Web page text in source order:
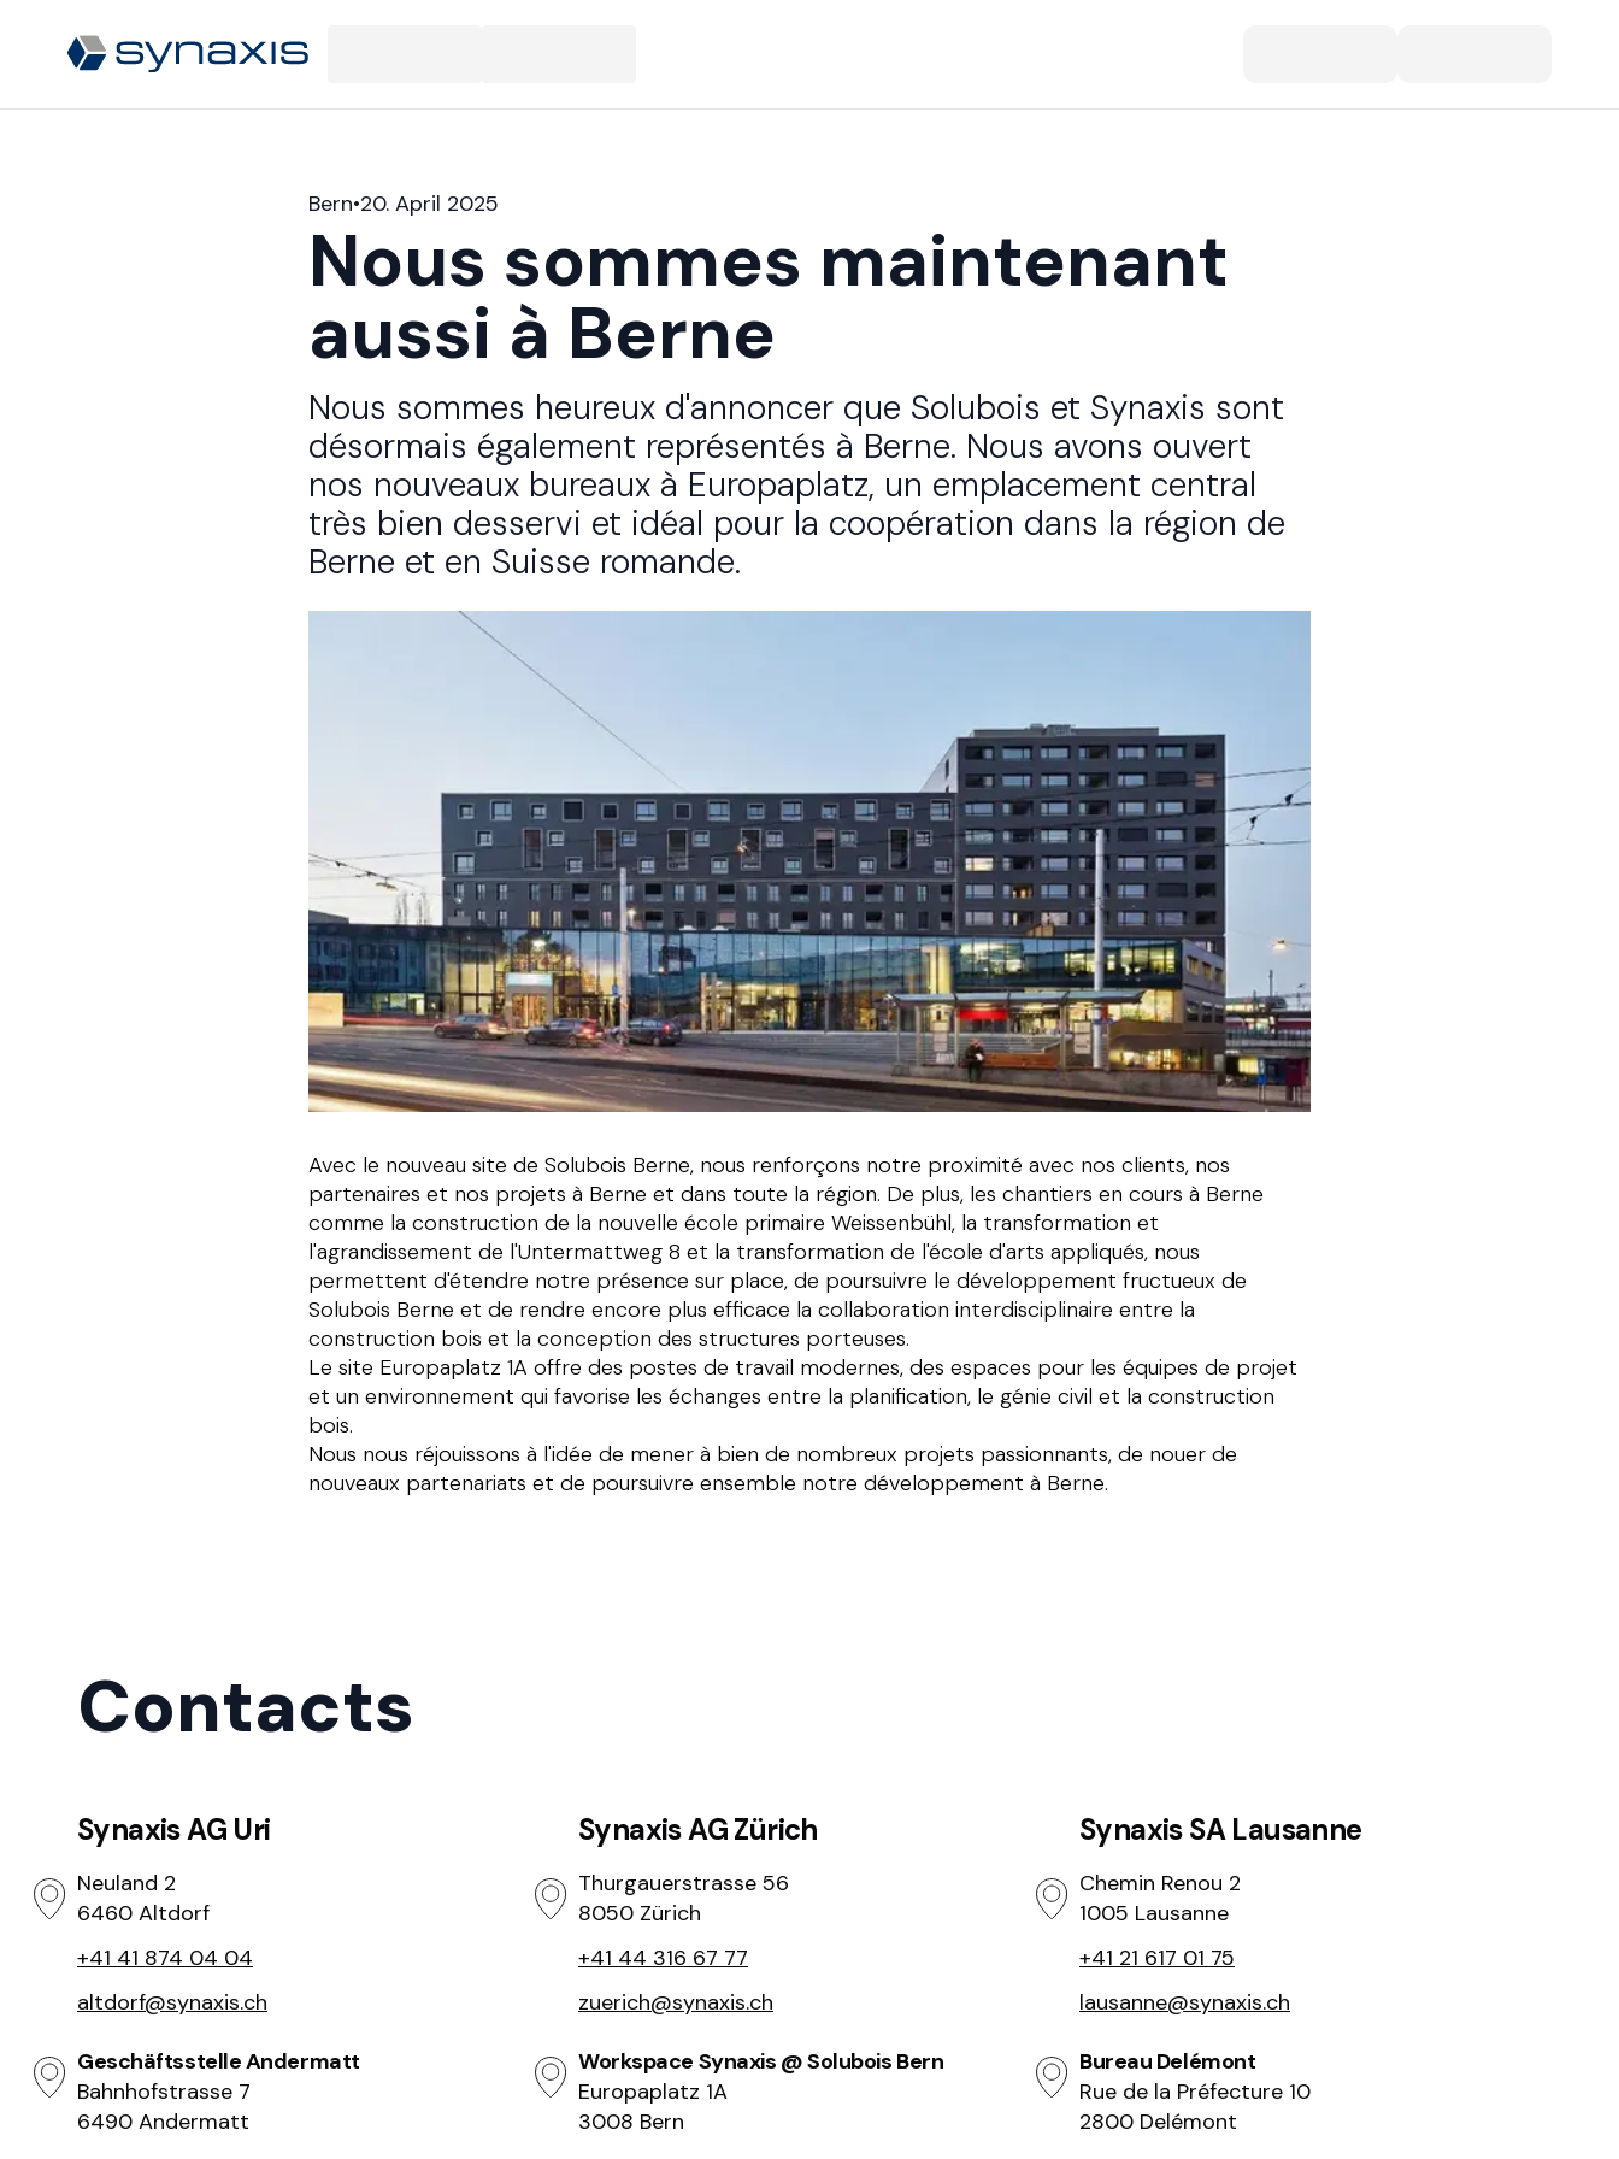
Bern​​​​‌ ‍ ​‍​‍‌‍ ‌ ​‍‌‍‍‌‌‍‌ ‌‍‍‌‌‍ ‍​‍​‍​ ‍‍​‍​‍‌ ​ ‌‍​‌‌‍ ‍‌‍‍‌‌ ‌​‌ ‍‌​‍ ‍‌‍‍‌‌‍ ​‍​‍​‍ ​​‍​‍‌‍‍​‌ ​‍‌‍‌‌‌‍‌‍​‍​‍​ ‍‍​‍​‍‌‍‍​‌ ‌​‌ ‌​‌ ​​​ ‍‍​‍ ​‍ ‌‍ ​‌‍ ‌‍​ ‌‍​‌‌‍ ​‌‍‍​‌‍ ‌ ​ ‌ ‌​​ ‍‍​ ​ ​ ​ ​ ​ ​ ​ ​‍ ‌‍‍‌‌‍ ‍‌ ‌​‌‍‌‌‌‍ ‍‌ ‌​​‍ ‌‍‌‌‌‍‌​‌‍‍‌‌ ‌​​‍ ‌‍ ‌‌‍ ‌‍‌​‌‍‌‌​ ‌‌ ​​‌ ​‍‌‍‌‌‌ ​ ‌‍‌‌‌‍ ‍‌ ‌​‌‍​‌‌ ‌​‌‍‍‌‌‍ ‌‍ ‍​ ‍ ‌‍‍‌‌‍‌​​ ‌​ ‍​​ ​ ‌‍‌‌​ ‌‍​ ‍​​ ‌‍‌‍‌‌‌‍​ ​‍ ‌‌‍​‌​ ‍​​ ‌‍‌‍​‍​‍ ‌​ ‌​‌‍​ ‌‍​‍‌‍​ ​‍ ‌​ ‍‌‌‍​‍​ ​‍‌‍‌‍​‍ ‌​ ‍​​ ‍‌‌‍​‍​ ‌ ​ ​ ​ ​‍​ ‍​​ ‌‌‌‍​‌​ ​‌‌‍​‌‌‍‌‍​ ‍ ‌ ‌​‌ ‍‌‌ ​​‌‍‌‌​ ‌‌‍​ ‌‍ ‌‍ ‌‌ ​​‌‍​‌‌‍ ‍‌ ‍‌​ ‍ ‌ ​​‌‍​‌‌ ‌​‌‍‍​​ ‌‌‍ ​‌‍ ‌‍​ ‌‍​‌‌ ‌​‌‍‍‌‌‍ ‌‍ ‍‌ ​ ​‍‌‌​ ‌‌‌​​‍‌‌ ‌‍‍ ‌‍‌‌‌ ‍‌​‍‌‌​ ​ ‌​‌​​‍‌‌​ ​ ‌​‌​​‍‌‌​ ​‍​ ​‍‌‍‌‍‌‍‌‍​ ‌‌‌‍‌​‌‍​ ​ ‍‌​ ​‍‌‍‌‌​ ‌ ​ ​​​ ‌‍​ ‌ ​‍‌‌​ ​‍​ ​‍​‍‌‌​ ‌‌‌​‌​​‍ ‍‌‍ ‍‌‍​‌‌‍ ‌‌‍‌‌​ ‌‍​‍‌‍​‌‌ ​ ‌‍‌‌‌‌‌‌‌ ​‍‌‍ ​​ ‌‌‍‍​‌ ‌​‌ ‌​‌ ​​​‍‌‌​ ​ ‌​​‌​‍‌‌​ ​‍‌​‌‍​‍‌‌​ ​‍‌​‌‍‌‍ ​‌‍ ‌‍​ ‌‍​‌‌‍ ​‌‍‍​‌‍ ‌ ​ ‌ ‌​​‍‌‌​ ​ ‌​​‌​ ​ ​ ​ ​ ​ ​ ​ ​‍‌‍‌‍‍‌‌‍‌​​ ‌​ ‍​​ ​ ‌‍‌‌​ ‌‍​ ‍​​ ‌‍‌‍‌‌‌‍​ ​‍ ‌‌‍​‌​ ‍​​ ‌‍‌‍​‍​‍ ‌​ ‌​‌‍​ ‌‍​‍‌‍​ ​‍ ‌​ ‍‌‌‍​‍​ ​‍‌‍‌‍​‍ ‌​ ‍​​ ‍‌‌‍​‍​ ‌ ​ ​ ​ ​‍​ ‍​​ ‌‌‌‍​‌​ ​‌‌‍​‌‌‍‌‍​‍‌‍‌ ‌​‌ ‍‌‌ ​​‌‍‌‌​ ‌‌‍​ ‌‍ ‌‍ ‌‌ ​​‌‍​‌‌‍ ‍‌ ‍‌​‍‌‍‌ ​​‌‍​‌‌ ‌​‌‍‍​​ ‌‌‍ ​‌‍ ‌‍​ ‌‍​‌‌ ‌​‌‍‍‌‌‍ ‌‍ ‍‌ ​ ​‍‌‌​ ‌‌‌​​‍‌‌ ‌‍‍ ‌‍‌‌‌ ‍‌​‍‌‌​ ​ ‌​‌​​‍‌‌​ ​ ‌​‌​​‍‌‌​ ​‍​ ​‍‌‍‌‍‌‍‌‍​ ‌‌‌‍‌​‌‍​ ​ ‍‌​ ​‍‌‍‌‌​ ‌ ​ ​​​ ‌‍​ ‌ ​‍‌‌​ ​‍​ ​‍​‍‌‌​ ‌‌‌​‌​​‍ ‍‌‍ ‍‌‍​‌‌‍ ‌‌‍‌‌​‍‌‍‌ ​​‌‍‌‌‌ ​‍‌ ​ ‌ ​​‌‍‌‌‌‍​ ‌ ‌​‌‍‍‌‌ ‌‍‌‍‌‌​ ‌‌ ​​‌ ‌‌‌‍​‍‌‍ ​‌‍‍‌‌ ​ ‌‍‍​‌‍‌‌‌‍‌​​‍​‍‌ ‌•20. April 2025
Nous sommes maintenant
aussi à Berne​​​​‌ ‍ ​‍​‍‌‍ ‌ ​‍‌‍‍‌‌‍‌ ‌‍‍‌‌‍ ‍​‍​‍​ ‍‍​‍​‍‌ ​ ‌‍​‌‌‍ ‍‌‍‍‌‌ ‌​‌ ‍‌​‍ ‍‌‍‍‌‌‍ ​‍​‍​‍ ​​‍​‍‌‍‍​‌ ​‍‌‍‌‌‌‍‌‍​‍​‍​ ‍‍​‍​‍‌‍‍​‌ ‌​‌ ‌​‌ ​​​ ‍‍​‍ ​‍ ‌‍ ​‌‍ ‌‍​ ‌‍​‌‌‍ ​‌‍‍​‌‍ ‌ ​ ‌ ‌​​ ‍‍​ ​ ​ ​ ​ ​ ​ ​ ​‍ ‌‍‍‌‌‍ ‍‌ ‌​‌‍‌‌‌‍ ‍‌ ‌​​‍ ‌‍‌‌‌‍‌​‌‍‍‌‌ ‌​​‍ ‌‍ ‌‌‍ ‌‍‌​‌‍‌‌​ ‌‌ ​​‌ ​‍‌‍‌‌‌ ​ ‌‍‌‌‌‍ ‍‌ ‌​‌‍​‌‌ ‌​‌‍‍‌‌‍ ‌‍ ‍​ ‍ ‌‍‍‌‌‍‌​​ ‌​ ‌‍‌‍​‍​ ‌​‌‍‌‍​ ​‌​ ​​​ ‌‌​ ​​​‍ ‌‌‍​ ​ ‌​​ ‌‍‌‍​‍​‍ ‌​ ‌​‌‍‌​​ ‍‌​ ​‌​‍ ‌‌‍​‍​ ​ ‌‍​‍​ ‍​​‍ ‌​ ‌‌​ ‌‍​ ​‌​ ​‍​ ‌​​ ​ ​ ‌​​ ‌‍‌‍​ ​ ​‌​ ​​​ ​ ​ ‍ ‌ ‌​‌ ‍‌‌ ​​‌‍‌‌​ ‌‌‍ ‍‌‍‌‌‌ ‌ ‌ ​ ​ ‍ ‌ ​​‌‍​‌‌ ‌​‌‍‍​​ ‌‌ ‌​‌‍‍‌‌ ‌​‌‍ ​‌‍‌‌​‍‌‌​ ‌‌‌​​‍‌‌ ‌‍‍ ‌‍‌‌‌ ‍‌​‍‌‌​ ​ ‌​‌​​‍‌‌​ ​ ‌​‌​​‍‌‌​ ​‍​ ​‍‌‍‌‍‌ ​‍​‍‌‌​ ​‍​ ​‍​‍‌‌​ ‌‌‌​‌​​‍ ‍‌ ‌‍‌‍​‌‌‍ ​‌ ‌‌‌‍‌‌​ ‌‍​‍‌‍​‌‌ ​ ‌‍‌‌‌‌‌‌‌ ​‍‌‍ ​​ ‌‌‍‍​‌ ‌​‌ ‌​‌ ​​​‍‌‌​ ​ ‌​​‌​‍‌‌​ ​‍‌​‌‍​‍‌‌​ ​‍‌​‌‍‌‍ ​‌‍ ‌‍​ ‌‍​‌‌‍ ​‌‍‍​‌‍ ‌ ​ ‌ ‌​​‍‌‌​ ​ ‌​​‌​ ​ ​ ​ ​ ​ ​ ​ ​‍‌‍‌‍‍‌‌‍‌​​ ‌​ ‌‍‌‍​‍​ ‌​‌‍‌‍​ ​‌​ ​​​ ‌‌​ ​​​‍ ‌‌‍​ ​ ‌​​ ‌‍‌‍​‍​‍ ‌​ ‌​‌‍‌​​ ‍‌​ ​‌​‍ ‌‌‍​‍​ ​ ‌‍​‍​ ‍​​‍ ‌​ ‌‌​ ‌‍​ ​‌​ ​‍​ ‌​​ ​ ​ ‌​​ ‌‍‌‍​ ​ ​‌​ ​​​ ​ ​‍‌‍‌ ‌​‌ ‍‌‌ ​​‌‍‌‌​ ‌‌‍ ‍‌‍‌‌‌ ‌ ‌ ​ ​‍‌‍‌ ​​‌‍​‌‌ ‌​‌‍‍​​ ‌‌ ‌​‌‍‍‌‌ ‌​‌‍ ​‌‍‌‌​‍‌‌​ ‌‌‌​​‍‌‌ ‌‍‍ ‌‍‌‌‌ ‍‌​‍‌‌​ ​ ‌​‌​​‍‌‌​ ​ ‌​‌​​‍‌‌​ ​‍​ ​‍‌‍‌‍‌ ​‍​‍‌‌​ ​‍​ ​‍​‍‌‌​ ‌‌‌​‌​​‍ ‍‌ ‌‍‌‍​‌‌‍ ​‌ ‌‌‌‍‌‌​‍‌‍‌ ​​‌‍‌‌‌ ​‍‌ ​ ‌ ​​‌‍‌‌‌‍​ ‌ ‌​‌‍‍‌‌ ‌‍‌‍‌‌​ ‌‌ ​​‌ ‌‌‌‍​‍‌‍ ​‌‍‍‌‌ ​ ‌‍‍​‌‍‌‌‌‍‌​​‍​‍‌ ‌
Nous sommes heureux d'annoncer que Solubois et Synaxis sont
désormais également représentés à Berne. Nous avons ouvert
nos nouveaux bureaux à Europaplatz, un emplacement central
très bien desservi et idéal pour la coopération dans la région de
Berne et en Suisse romande.​​​​‌ ‍ ​‍​‍‌‍ ‌ ​‍‌‍‍‌‌‍‌ ‌‍‍‌‌‍ ‍​‍​‍​ ‍‍​‍​‍‌ ​ ‌‍​‌‌‍ ‍‌‍‍‌‌ ‌​‌ ‍‌​‍ ‍‌‍‍‌‌‍ ​‍​‍​‍ ​​‍​‍‌‍‍​‌ ​‍‌‍‌‌‌‍‌‍​‍​‍​ ‍‍​‍​‍‌‍‍​‌ ‌​‌ ‌​‌ ​​​ ‍‍​‍ ​‍ ‌‍ ​‌‍ ‌‍​ ‌‍​‌‌‍ ​‌‍‍​‌‍ ‌ ​ ‌ ‌​​ ‍‍​ ​ ​ ​ ​ ​ ​ ​ ​‍ ‌‍‍‌‌‍ ‍‌ ‌​‌‍‌‌‌‍ ‍‌ ‌​​‍ ‌‍‌‌‌‍‌​‌‍‍‌‌ ‌​​‍ ‌‍ ‌‌‍ ‌‍‌​‌‍‌‌​ ‌‌ ​​‌ ​‍‌‍‌‌‌ ​ ‌‍‌‌‌‍ ‍‌ ‌​‌‍​‌‌ ‌​‌‍‍‌‌‍ ‌‍ ‍​ ‍ ‌‍‍‌‌‍‌​​ ‌​ ‌‍‌‍​‍​ ‌​‌‍‌‍​ ​‌​ ​​​ ‌‌​ ​​​‍ ‌‌‍​ ​ ‌​​ ‌‍‌‍​‍​‍ ‌​ ‌​‌‍‌​​ ‍‌​ ​‌​‍ ‌‌‍​‍​ ​ ‌‍​‍​ ‍​​‍ ‌​ ‌‌​ ‌‍​ ​‌​ ​‍​ ‌​​ ​ ​ ‌​​ ‌‍‌‍​ ​ ​‌​ ​​​ ​ ​ ‍ ‌ ‌​‌ ‍‌‌ ​​‌‍‌‌​ ‌‌‍ ‍‌‍‌‌‌ ‌ ‌ ​ ​ ‍ ‌ ​​‌‍​‌‌ ‌​‌‍‍​​ ‌‌‍‌​‌‍‌‌‌ ​ ‌‍​ ‌ ​‍‌‍‍‌‌ ​​‌ ‌​‌‍‍‌‌‍ ‌‍ ‍​‍‌‌​ ‌‌‌​​‍‌‌ ‌‍‍ ‌‍‌‌‌ ‍‌​‍‌‌​ ​ ‌​‌​​‍‌‌​ ​ ‌​‌​​‍‌‌​ ​‍​ ​‍‌‍‌‍‌ ​‍​‍‌‌​ ​‍​ ​‍​‍‌‌​ ‌‌‌​‌​​‍ ‍‌ ‌‍‌‍​‌‌‍ ​‌ ‌‌‌‍‌‌​ ‌‍​‍‌‍​‌‌ ​ ‌‍‌‌‌‌‌‌‌ ​‍‌‍ ​​ ‌‌‍‍​‌ ‌​‌ ‌​‌ ​​​‍‌‌​ ​ ‌​​‌​‍‌‌​ ​‍‌​‌‍​‍‌‌​ ​‍‌​‌‍‌‍ ​‌‍ ‌‍​ ‌‍​‌‌‍ ​‌‍‍​‌‍ ‌ ​ ‌ ‌​​‍‌‌​ ​ ‌​​‌​ ​ ​ ​ ​ ​ ​ ​ ​‍‌‍‌‍‍‌‌‍‌​​ ‌​ ‌‍‌‍​‍​ ‌​‌‍‌‍​ ​‌​ ​​​ ‌‌​ ​​​‍ ‌‌‍​ ​ ‌​​ ‌‍‌‍​‍​‍ ‌​ ‌​‌‍‌​​ ‍‌​ ​‌​‍ ‌‌‍​‍​ ​ ‌‍​‍​ ‍​​‍ ‌​ ‌‌​ ‌‍​ ​‌​ ​‍​ ‌​​ ​ ​ ‌​​ ‌‍‌‍​ ​ ​‌​ ​​​ ​ ​‍‌‍‌ ‌​‌ ‍‌‌ ​​‌‍‌‌​ ‌‌‍ ‍‌‍‌‌‌ ‌ ‌ ​ ​‍‌‍‌ ​​‌‍​‌‌ ‌​‌‍‍​​ ‌‌‍‌​‌‍‌‌‌ ​ ‌‍​ ‌ ​‍‌‍‍‌‌ ​​‌ ‌​‌‍‍‌‌‍ ‌‍ ‍​‍‌‌​ ‌‌‌​​‍‌‌ ‌‍‍ ‌‍‌‌‌ ‍‌​‍‌‌​ ​ ‌​‌​​‍‌‌​ ​ ‌​‌​​‍‌‌​ ​‍​ ​‍‌‍‌‍‌ ​‍​‍‌‌​ ​‍​ ​‍​‍‌‌​ ‌‌‌​‌​​‍ ‍‌ ‌‍‌‍​‌‌‍ ​‌ ‌‌‌‍‌‌​‍‌‍‌ ​​‌‍‌‌‌ ​‍‌ ​ ‌ ​​‌‍‌‌‌‍​ ‌ ‌​‌‍‍‌‌ ‌‍‌‍‌‌​ ‌‌ ​​‌ ‌‌‌‍​‍‌‍ ​‌‍‍‌‌ ​ ‌‍‍​‌‍‌‌‌‍‌​​‍​‍‌ ‌
Avec le nouveau site de Solubois Berne, nous renforçons notre proximité avec nos clients, nos
partenaires et nos projets à Berne et dans toute la région. De plus, les chantiers en cours à Berne
comme la construction de la nouvelle école primaire Weissenbühl, la transformation et
l'agrandissement de l'Untermattweg 8 et la transformation de l'école d'arts appliqués, nous
permettent d'étendre notre présence sur place, de poursuivre le développement fructueux de
Solubois Berne et de rendre encore plus efficace la collaboration interdisciplinaire entre la
construction bois et la conception des structures porteuses.​​​​‌ ‍ ​‍​‍‌‍ ‌ ​‍‌‍‍‌‌‍‌ ‌‍‍‌‌‍ ‍​‍​‍​ ‍‍​‍​‍‌ ​ ‌‍​‌‌‍ ‍‌‍‍‌‌ ‌​‌ ‍‌​‍ ‍‌‍‍‌‌‍ ​‍​‍​‍ ​​‍​‍‌‍‍​‌ ​‍‌‍‌‌‌‍‌‍​‍​‍​ ‍‍​‍​‍‌‍‍​‌ ‌​‌ ‌​‌ ​​​ ‍‍​‍ ​‍ ‌‍ ​‌‍ ‌‍​ ‌‍​‌‌‍ ​‌‍‍​‌‍ ‌ ​ ‌ ‌​​ ‍‍​ ​ ​ ​ ​ ​ ​ ​ ​‍ ‌‍‍‌‌‍ ‍‌ ‌​‌‍‌‌‌‍ ‍‌ ‌​​‍ ‌‍‌‌‌‍‌​‌‍‍‌‌ ‌​​‍ ‌‍ ‌‌‍ ‌‍‌​‌‍‌‌​ ‌‌ ​​‌ ​‍‌‍‌‌‌ ​ ‌‍‌‌‌‍ ‍‌ ‌​‌‍​‌‌ ‌​‌‍‍‌‌‍ ‌‍ ‍​ ‍ ‌‍‍‌‌‍‌​​ ‌​ ‌‍‌‍​‍​ ‌​‌‍‌‍​ ​‌​ ​​​ ‌‌​ ​​​‍ ‌‌‍​ ​ ‌​​ ‌‍‌‍​‍​‍ ‌​ ‌​‌‍‌​​ ‍‌​ ​‌​‍ ‌‌‍​‍​ ​ ‌‍​‍​ ‍​​‍ ‌​ ‌‌​ ‌‍​ ​‌​ ​‍​ ‌​​ ​ ​ ‌​​ ‌‍‌‍​ ​ ​‌​ ​​​ ​ ​ ‍ ‌ ‌​‌ ‍‌‌ ​​‌‍‌‌​ ‌‌‍ ‍‌‍‌‌‌ ‌ ‌ ​ ​ ‍ ‌ ​​‌‍​‌‌ ‌​‌‍‍​​ ‌‌ ​‍‌‍‍‌‌‍​ ‌‍‍​‌‌‌​‌‍‌‌‌ ‍​‌ ‌​​‍‌‌​ ‌‌‌​​‍‌‌ ‌‍‍ ‌‍‌‌‌ ‍‌​‍‌‌​ ​ ‌​‌​​‍‌‌​ ​ ‌​‌​​‍‌‌​ ​‍​ ​‍‌‍‌‍‌ ​‍​‍‌‌​ ​‍​ ​‍​‍‌‌​ ‌‌‌​‌​​‍ ‍‌ ‌‍‌‍​‌‌‍ ​‌ ‌‌‌‍‌‌​‍‌‌​ ‌‌‌​​‍‌‌ ‌‍‍ ‌‍‌‌‌ ‍‌​‍‌‌​ ​ ‌​‌​​‍‌‌​ ​ ‌​‌​​‍‌‌​ ​‍​ ​‍‌‍​ ‌‍​‍‌‍‌​‌‍​ ‌‍​ ​ ‌‍​ ‍‌​ ​‌​ ​‍​ ‍‌​ ‌ ​ ‌ ​‍‌‌​ ​‍​ ​‍​‍‌‌​ ‌‌‌​‌​​‍ ‍‌‍​ ‌‍‍​‌‍‍‌‌‍ ​‌‍‌​‌ ​‍‌‍‌‌‌‍ ‍​‍‌‌​ ‌‌‌​​‍‌‌ ‌‍‍ ‌‍‌‌‌ ‍‌​‍‌‌​ ​ ‌​‌​​‍‌‌​ ​ ‌​‌​​‍‌‌​ ​‍​ ​‍‌‍​‌‌‍​ ​ ​‍‌‍‌‌​ ‍​‌‍‌‌​ ‌‍‌‍‌‍​ ‍‌​ ‌​​ ‍‌​ ‌​​‍‌‌​ ​‍​ ​‍​‍‌‌​ ‌‌‌​‌​​‍ ‍‌ ‌​‌‍‌‌‌ ‍​‌ ‌​​ ‌‍​‍‌‍​‌‌ ​ ‌‍‌‌‌‌‌‌‌ ​‍‌‍ ​​ ‌‌‍‍​‌ ‌​‌ ‌​‌ ​​​‍‌‌​ ​ ‌​​‌​‍‌‌​ ​‍‌​‌‍​‍‌‌​ ​‍‌​‌‍‌‍ ​‌‍ ‌‍​ ‌‍​‌‌‍ ​‌‍‍​‌‍ ‌ ​ ‌ ‌​​‍‌‌​ ​ ‌​​‌​ ​ ​ ​ ​ ​ ​ ​ ​‍‌‍‌‍‍‌‌‍‌​​ ‌​ ‌‍‌‍​‍​ ‌​‌‍‌‍​ ​‌​ ​​​ ‌‌​ ​​​‍ ‌‌‍​ ​ ‌​​ ‌‍‌‍​‍​‍ ‌​ ‌​‌‍‌​​ ‍‌​ ​‌​‍ ‌‌‍​‍​ ​ ‌‍​‍​ ‍​​‍ ‌​ ‌‌​ ‌‍​ ​‌​ ​‍​ ‌​​ ​ ​ ‌​​ ‌‍‌‍​ ​ ​‌​ ​​​ ​ ​‍‌‍‌ ‌​‌ ‍‌‌ ​​‌‍‌‌​ ‌‌‍ ‍‌‍‌‌‌ ‌ ‌ ​ ​‍‌‍‌ ​​‌‍​‌‌ ‌​‌‍‍​​ ‌‌ ​‍‌‍‍‌‌‍​ ‌‍‍​‌‌‌​‌‍‌‌‌ ‍​‌ ‌​​‍‌‌​ ‌‌‌​​‍‌‌ ‌‍‍ ‌‍‌‌‌ ‍‌​‍‌‌​ ​ ‌​‌​​‍‌‌​ ​ ‌​‌​​‍‌‌​ ​‍​ ​‍‌‍‌‍‌ ​‍​‍‌‌​ ​‍​ ​‍​‍‌‌​ ‌‌‌​‌​​‍ ‍‌ ‌‍‌‍​‌‌‍ ​‌ ‌‌‌‍‌‌​‍‌‌​ ‌‌‌​​‍‌‌ ‌‍‍ ‌‍‌‌‌ ‍‌​‍‌‌​ ​ ‌​‌​​‍‌‌​ ​ ‌​‌​​‍‌‌​ ​‍​ ​‍‌‍​ ‌‍​‍‌‍‌​‌‍​ ‌‍​ ​ ‌‍​ ‍‌​ ​‌​ ​‍​ ‍‌​ ‌ ​ ‌ ​‍‌‌​ ​‍​ ​‍​‍‌‌​ ‌‌‌​‌​​‍ ‍‌‍​ ‌‍‍​‌‍‍‌‌‍ ​‌‍‌​‌ ​‍‌‍‌‌‌‍ ‍​‍‌‌​ ‌‌‌​​‍‌‌ ‌‍‍ ‌‍‌‌‌ ‍‌​‍‌‌​ ​ ‌​‌​​‍‌‌​ ​ ‌​‌​​‍‌‌​ ​‍​ ​‍‌‍​‌‌‍​ ​ ​‍‌‍‌‌​ ‍​‌‍‌‌​ ‌‍‌‍‌‍​ ‍‌​ ‌​​ ‍‌​ ‌​​‍‌‌​ ​‍​ ​‍​‍‌‌​ ‌‌‌​‌​​‍ ‍‌ ‌​‌‍‌‌‌ ‍​‌ ‌​​‍‌‍‌ ​​‌‍‌‌‌ ​‍‌ ​ ‌ ​​‌‍‌‌‌‍​ ‌ ‌​‌‍‍‌‌ ‌‍‌‍‌‌​ ‌‌ ​​‌ ‌‌‌‍​‍‌‍ ​‌‍‍‌‌ ​ ‌‍‍​‌‍‌‌‌‍‌​​‍​‍‌ ‌
Le site Europaplatz 1A offre des postes de travail modernes, des espaces pour les équipes de projet
et un environnement qui favorise les échanges entre la planification, le génie civil et la construction
bois.​​​​‌ ‍ ​‍​‍‌‍ ‌ ​‍‌‍‍‌‌‍‌ ‌‍‍‌‌‍ ‍​‍​‍​ ‍‍​‍​‍‌ ​ ‌‍​‌‌‍ ‍‌‍‍‌‌ ‌​‌ ‍‌​‍ ‍‌‍‍‌‌‍ ​‍​‍​‍ ​​‍​‍‌‍‍​‌ ​‍‌‍‌‌‌‍‌‍​‍​‍​ ‍‍​‍​‍‌‍‍​‌ ‌​‌ ‌​‌ ​​​ ‍‍​‍ ​‍ ‌‍ ​‌‍ ‌‍​ ‌‍​‌‌‍ ​‌‍‍​‌‍ ‌ ​ ‌ ‌​​ ‍‍​ ​ ​ ​ ​ ​ ​ ​ ​‍ ‌‍‍‌‌‍ ‍‌ ‌​‌‍‌‌‌‍ ‍‌ ‌​​‍ ‌‍‌‌‌‍‌​‌‍‍‌‌ ‌​​‍ ‌‍ ‌‌‍ ‌‍‌​‌‍‌‌​ ‌‌ ​​‌ ​‍‌‍‌‌‌ ​ ‌‍‌‌‌‍ ‍‌ ‌​‌‍​‌‌ ‌​‌‍‍‌‌‍ ‌‍ ‍​ ‍ ‌‍‍‌‌‍‌​​ ‌​ ‌‍‌‍​‍​ ‌​‌‍‌‍​ ​‌​ ​​​ ‌‌​ ​​​‍ ‌‌‍​ ​ ‌​​ ‌‍‌‍​‍​‍ ‌​ ‌​‌‍‌​​ ‍‌​ ​‌​‍ ‌‌‍​‍​ ​ ‌‍​‍​ ‍​​‍ ‌​ ‌‌​ ‌‍​ ​‌​ ​‍​ ‌​​ ​ ​ ‌​​ ‌‍‌‍​ ​ ​‌​ ​​​ ​ ​ ‍ ‌ ‌​‌ ‍‌‌ ​​‌‍‌‌​ ‌‌‍ ‍‌‍‌‌‌ ‌ ‌ ​ ​ ‍ ‌ ​​‌‍​‌‌ ‌​‌‍‍​​ ‌‌ ​‍‌‍‍‌‌‍​ ‌‍‍​‌‌‌​‌‍‌‌‌ ‍​‌ ‌​​‍‌‌​ ‌‌‌​​‍‌‌ ‌‍‍ ‌‍‌‌‌ ‍‌​‍‌‌​ ​ ‌​‌​​‍‌‌​ ​ ‌​‌​​‍‌‌​ ​‍​ ​‍‌‍‌‍‌ ​‍​‍‌‌​ ​‍​ ​‍​‍‌‌​ ‌‌‌​‌​​‍ ‍‌ ‌‍‌‍​‌‌‍ ​‌ ‌‌‌‍‌‌​‍‌‌​ ‌‌‌​​‍‌‌ ‌‍‍ ‌‍‌‌‌ ‍‌​‍‌‌​ ​ ‌​‌​​‍‌‌​ ​ ‌​‌​​‍‌‌​ ​‍​ ​‍‌‍​ ​ ‍​‌‍​‍‌‍‌​‌‍‌​​ ‌‍​ ​​​ ‌ ​ ‌‌​ ​​‌‍‌‌‌‍‌‍​‍‌‌​ ​‍​ ​‍​‍‌‌​ ‌‌‌​‌​​‍ ‍‌‍​ ‌‍‍​‌‍‍‌‌‍ ​‌‍‌​‌ ​‍‌‍‌‌‌‍ ‍​‍‌‌​ ‌‌‌​​‍‌‌ ‌‍‍ ‌‍‌‌‌ ‍‌​‍‌‌​ ​ ‌​‌​​‍‌‌​ ​ ‌​‌​​‍‌‌​ ​‍​ ​‍​ ‍​‌‍​‍​ ​ ​ ‍‌​ ​ ​ ​‍​ ‌‍‌‍‌​​ ​ ‌‍‌‌​ ​ ​ ​‌​‍‌‌​ ​‍​ ​‍​‍‌‌​ ‌‌‌​‌​​‍ ‍‌ ‌​‌‍‌‌‌ ‍​‌ ‌​​ ‌‍​‍‌‍​‌‌ ​ ‌‍‌‌‌‌‌‌‌ ​‍‌‍ ​​ ‌‌‍‍​‌ ‌​‌ ‌​‌ ​​​‍‌‌​ ​ ‌​​‌​‍‌‌​ ​‍‌​‌‍​‍‌‌​ ​‍‌​‌‍‌‍ ​‌‍ ‌‍​ ‌‍​‌‌‍ ​‌‍‍​‌‍ ‌ ​ ‌ ‌​​‍‌‌​ ​ ‌​​‌​ ​ ​ ​ ​ ​ ​ ​ ​‍‌‍‌‍‍‌‌‍‌​​ ‌​ ‌‍‌‍​‍​ ‌​‌‍‌‍​ ​‌​ ​​​ ‌‌​ ​​​‍ ‌‌‍​ ​ ‌​​ ‌‍‌‍​‍​‍ ‌​ ‌​‌‍‌​​ ‍‌​ ​‌​‍ ‌‌‍​‍​ ​ ‌‍​‍​ ‍​​‍ ‌​ ‌‌​ ‌‍​ ​‌​ ​‍​ ‌​​ ​ ​ ‌​​ ‌‍‌‍​ ​ ​‌​ ​​​ ​ ​‍‌‍‌ ‌​‌ ‍‌‌ ​​‌‍‌‌​ ‌‌‍ ‍‌‍‌‌‌ ‌ ‌ ​ ​‍‌‍‌ ​​‌‍​‌‌ ‌​‌‍‍​​ ‌‌ ​‍‌‍‍‌‌‍​ ‌‍‍​‌‌‌​‌‍‌‌‌ ‍​‌ ‌​​‍‌‌​ ‌‌‌​​‍‌‌ ‌‍‍ ‌‍‌‌‌ ‍‌​‍‌‌​ ​ ‌​‌​​‍‌‌​ ​ ‌​‌​​‍‌‌​ ​‍​ ​‍‌‍‌‍‌ ​‍​‍‌‌​ ​‍​ ​‍​‍‌‌​ ‌‌‌​‌​​‍ ‍‌ ‌‍‌‍​‌‌‍ ​‌ ‌‌‌‍‌‌​‍‌‌​ ‌‌‌​​‍‌‌ ‌‍‍ ‌‍‌‌‌ ‍‌​‍‌‌​ ​ ‌​‌​​‍‌‌​ ​ ‌​‌​​‍‌‌​ ​‍​ ​‍‌‍​ ​ ‍​‌‍​‍‌‍‌​‌‍‌​​ ‌‍​ ​​​ ‌ ​ ‌‌​ ​​‌‍‌‌‌‍‌‍​‍‌‌​ ​‍​ ​‍​‍‌‌​ ‌‌‌​‌​​‍ ‍‌‍​ ‌‍‍​‌‍‍‌‌‍ ​‌‍‌​‌ ​‍‌‍‌‌‌‍ ‍​‍‌‌​ ‌‌‌​​‍‌‌ ‌‍‍ ‌‍‌‌‌ ‍‌​‍‌‌​ ​ ‌​‌​​‍‌‌​ ​ ‌​‌​​‍‌‌​ ​‍​ ​‍​ ‍​‌‍​‍​ ​ ​ ‍‌​ ​ ​ ​‍​ ‌‍‌‍‌​​ ​ ‌‍‌‌​ ​ ​ ​‌​‍‌‌​ ​‍​ ​‍​‍‌‌​ ‌‌‌​‌​​‍ ‍‌ ‌​‌‍‌‌‌ ‍​‌ ‌​​‍‌‍‌ ​​‌‍‌‌‌ ​‍‌ ​ ‌ ​​‌‍‌‌‌‍​ ‌ ‌​‌‍‍‌‌ ‌‍‌‍‌‌​ ‌‌ ​​‌ ‌‌‌‍​‍‌‍ ​‌‍‍‌‌ ​ ‌‍‍​‌‍‌‌‌‍‌​​‍​‍‌ ‌
Nous nous réjouissons à l'idée de mener à bien de nombreux projets passionnants, de nouer de
nouveaux partenariats et de poursuivre ensemble notre développement à Berne.​​​​‌ ‍ ​‍​‍‌‍ ‌ ​‍‌‍‍‌‌‍‌ ‌‍‍‌‌‍ ‍​‍​‍​ ‍‍​‍​‍‌ ​ ‌‍​‌‌‍ ‍‌‍‍‌‌ ‌​‌ ‍‌​‍ ‍‌‍‍‌‌‍ ​‍​‍​‍ ​​‍​‍‌‍‍​‌ ​‍‌‍‌‌‌‍‌‍​‍​‍​ ‍‍​‍​‍‌‍‍​‌ ‌​‌ ‌​‌ ​​​ ‍‍​‍ ​‍ ‌‍ ​‌‍ ‌‍​ ‌‍​‌‌‍ ​‌‍‍​‌‍ ‌ ​ ‌ ‌​​ ‍‍​ ​ ​ ​ ​ ​ ​ ​ ​‍ ‌‍‍‌‌‍ ‍‌ ‌​‌‍‌‌‌‍ ‍‌ ‌​​‍ ‌‍‌‌‌‍‌​‌‍‍‌‌ ‌​​‍ ‌‍ ‌‌‍ ‌‍‌​‌‍‌‌​ ‌‌ ​​‌ ​‍‌‍‌‌‌ ​ ‌‍‌‌‌‍ ‍‌ ‌​‌‍​‌‌ ‌​‌‍‍‌‌‍ ‌‍ ‍​ ‍ ‌‍‍‌‌‍‌​​ ‌​ ‌‍‌‍​‍​ ‌​‌‍‌‍​ ​‌​ ​​​ ‌‌​ ​​​‍ ‌‌‍​ ​ ‌​​ ‌‍‌‍​‍​‍ ‌​ ‌​‌‍‌​​ ‍‌​ ​‌​‍ ‌‌‍​‍​ ​ ‌‍​‍​ ‍​​‍ ‌​ ‌‌​ ‌‍​ ​‌​ ​‍​ ‌​​ ​ ​ ‌​​ ‌‍‌‍​ ​ ​‌​ ​​​ ​ ​ ‍ ‌ ‌​‌ ‍‌‌ ​​‌‍‌‌​ ‌‌‍ ‍‌‍‌‌‌ ‌ ‌ ​ ​ ‍ ‌ ​​‌‍​‌‌ ‌​‌‍‍​​ ‌‌ ​‍‌‍‍‌‌‍​ ‌‍‍​‌‌‌​‌‍‌‌‌ ‍​‌ ‌​​‍‌‌​ ‌‌‌​​‍‌‌ ‌‍‍ ‌‍‌‌‌ ‍‌​‍‌‌​ ​ ‌​‌​​‍‌‌​ ​ ‌​‌​​‍‌‌​ ​‍​ ​‍‌‍‌‍‌ ​‍​‍‌‌​ ​‍​ ​‍​‍‌‌​ ‌‌‌​‌​​‍ ‍‌ ‌‍‌‍​‌‌‍ ​‌ ‌‌‌‍‌‌​‍‌‌​ ‌‌‌​​‍‌‌ ‌‍‍ ‌‍‌‌‌ ‍‌​‍‌‌​ ​ ‌​‌​​‍‌‌​ ​ ‌​‌​​‍‌‌​ ​‍​ ​‍​ ​ ‌‍‌‍​ ‌‍​ ‍​‌‍​ ​ ‍​‌‍‌‌‌‍​‍‌‍‌‌‌‍​ ​ ‌​​ ​ ​‍‌‌​ ​‍​ ​‍​‍‌‌​ ‌‌‌​‌​​‍ ‍‌‍​ ‌‍‍​‌‍‍‌‌‍ ​‌‍‌​‌ ​‍‌‍‌‌‌‍ ‍​‍‌‌​ ‌‌‌​​‍‌‌ ‌‍‍ ‌‍‌‌‌ ‍‌​‍‌‌​ ​ ‌​‌​​‍‌‌​ ​ ‌​‌​​‍‌‌​ ​‍​ ​‍‌‍‌‌‌‍‌‍​ ‍‌​ ‌​​ ‍‌​ ‌‍‌‍‌​‌‍​‌‌‍‌‌‌‍​‍‌‍‌​​ ‍​​‍‌‌​ ​‍​ ​‍​‍‌‌​ ‌‌‌​‌​​‍ ‍‌ ‌​‌‍‌‌‌ ‍​‌ ‌​​ ‌‍​‍‌‍​‌‌ ​ ‌‍‌‌‌‌‌‌‌ ​‍‌‍ ​​ ‌‌‍‍​‌ ‌​‌ ‌​‌ ​​​‍‌‌​ ​ ‌​​‌​‍‌‌​ ​‍‌​‌‍​‍‌‌​ ​‍‌​‌‍‌‍ ​‌‍ ‌‍​ ‌‍​‌‌‍ ​‌‍‍​‌‍ ‌ ​ ‌ ‌​​‍‌‌​ ​ ‌​​‌​ ​ ​ ​ ​ ​ ​ ​ ​‍‌‍‌‍‍‌‌‍‌​​ ‌​ ‌‍‌‍​‍​ ‌​‌‍‌‍​ ​‌​ ​​​ ‌‌​ ​​​‍ ‌‌‍​ ​ ‌​​ ‌‍‌‍​‍​‍ ‌​ ‌​‌‍‌​​ ‍‌​ ​‌​‍ ‌‌‍​‍​ ​ ‌‍​‍​ ‍​​‍ ‌​ ‌‌​ ‌‍​ ​‌​ ​‍​ ‌​​ ​ ​ ‌​​ ‌‍‌‍​ ​ ​‌​ ​​​ ​ ​‍‌‍‌ ‌​‌ ‍‌‌ ​​‌‍‌‌​ ‌‌‍ ‍‌‍‌‌‌ ‌ ‌ ​ ​‍‌‍‌ ​​‌‍​‌‌ ‌​‌‍‍​​ ‌‌ ​‍‌‍‍‌‌‍​ ‌‍‍​‌‌‌​‌‍‌‌‌ ‍​‌ ‌​​‍‌‌​ ‌‌‌​​‍‌‌ ‌‍‍ ‌‍‌‌‌ ‍‌​‍‌‌​ ​ ‌​‌​​‍‌‌​ ​ ‌​‌​​‍‌‌​ ​‍​ ​‍‌‍‌‍‌ ​‍​‍‌‌​ ​‍​ ​‍​‍‌‌​ ‌‌‌​‌​​‍ ‍‌ ‌‍‌‍​‌‌‍ ​‌ ‌‌‌‍‌‌​‍‌‌​ ‌‌‌​​‍‌‌ ‌‍‍ ‌‍‌‌‌ ‍‌​‍‌‌​ ​ ‌​‌​​‍‌‌​ ​ ‌​‌​​‍‌‌​ ​‍​ ​‍​ ​ ‌‍‌‍​ ‌‍​ ‍​‌‍​ ​ ‍​‌‍‌‌‌‍​‍‌‍‌‌‌‍​ ​ ‌​​ ​ ​‍‌‌​ ​‍​ ​‍​‍‌‌​ ‌‌‌​‌​​‍ ‍‌‍​ ‌‍‍​‌‍‍‌‌‍ ​‌‍‌​‌ ​‍‌‍‌‌‌‍ ‍​‍‌‌​ ‌‌‌​​‍‌‌ ‌‍‍ ‌‍‌‌‌ ‍‌​‍‌‌​ ​ ‌​‌​​‍‌‌​ ​ ‌​‌​​‍‌‌​ ​‍​ ​‍‌‍‌‌‌‍‌‍​ ‍‌​ ‌​​ ‍‌​ ‌‍‌‍‌​‌‍​‌‌‍‌‌‌‍​‍‌‍‌​​ ‍​​‍‌‌​ ​‍​ ​‍​‍‌‌​ ‌‌‌​‌​​‍ ‍‌ ‌​‌‍‌‌‌ ‍​‌ ‌​​‍‌‍‌ ​​‌‍‌‌‌ ​‍‌ ​ ‌ ​​‌‍‌‌‌‍​ ‌ ‌​‌‍‍‌‌ ‌‍‌‍‌‌​ ‌‌ ​​‌ ‌‌‌‍​‍‌‍ ​‌‍‍‌‌ ​ ‌‍‍​‌‍‌‌‌‍‌​​‍​‍‌ ‌
Contacts
Synaxis AG Uri
Neuland 2
6460 Altdorf
+41 41 874 04 04
altdorf@synaxis.ch
Geschäftsstelle Andermatt
Bahnhofstrasse 7
6490 Andermatt
Synaxis AG Zürich
Thurgauerstrasse 56
8050 Zürich
+41 44 316 67 77
zuerich@synaxis.ch
Workspace Synaxis @ Solubois Bern
Europaplatz 1A
3008 Bern
Synaxis SA Lausanne
Chemin Renou 2
1005 Lausanne
+41 21 617 01 75
lausanne@synaxis.ch
Bureau Delémont
Rue de la Préfecture 10
2800 Delémont